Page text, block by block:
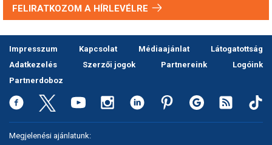
FELIRATKOZOM A HÍRLEVÉLRE
Impresszum Kapcsolat Médiaajánlat
Látogatottság
Adatkezelés
Szerzői jogok Partnereink
Logóink
Partnerdoboz
Megjelenési ajánlatunk: